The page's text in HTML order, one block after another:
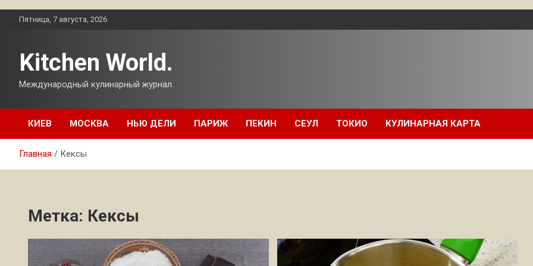
ПерейтиПятница, 7 августа, 2026
Kitchen World.
Международный кулинарный журнал.
КИЕВ МОСКВА НЬЮ ДЕЛИ ПАРИЖ ПЕКИН СЕУЛ ТОКИО КУЛИНАРНАЯ КАРТА
Главная Кексы
Метка: Кексы